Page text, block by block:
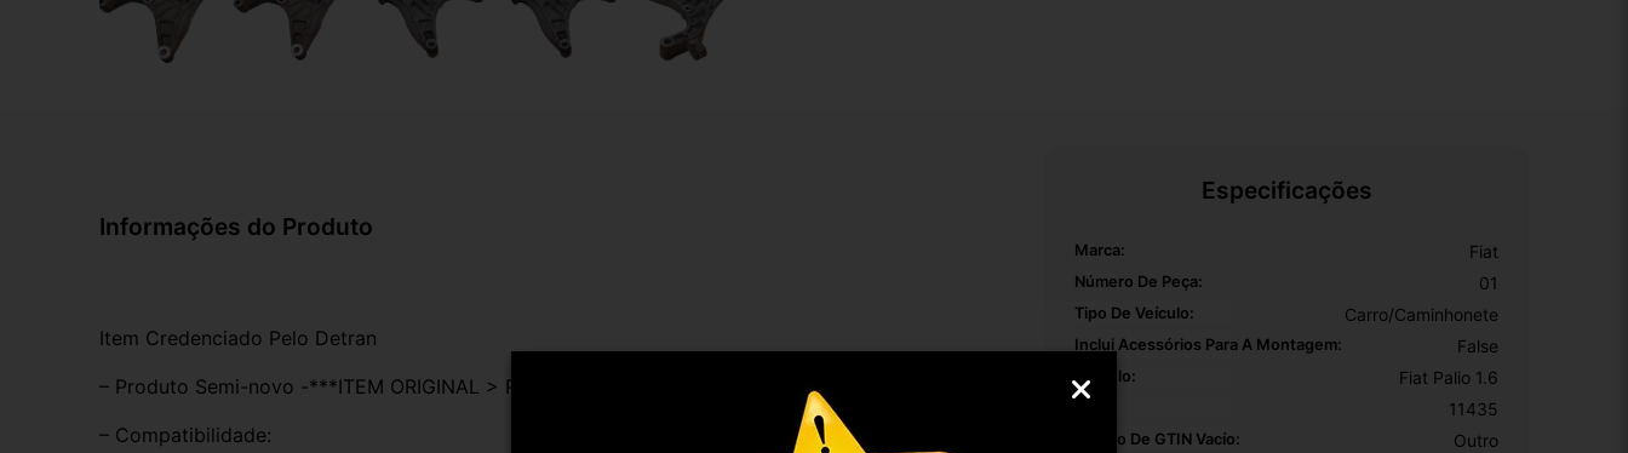
Informações do Produto
Item Credenciado Pelo Detran
– Produto Semi-novo -***ITEM ORIGINAL > PRONTO PARA USO***
– Compatibilidade:
Especificações
Marca: Fiat
Número De Peça: 01
Tipo De Veículo: Carro/Caminhonete
Inclui Acessórios Para A Montagem: False
Modelo: Fiat Palio 1.6
11435
Motivo De GTIN Vacío: Outro